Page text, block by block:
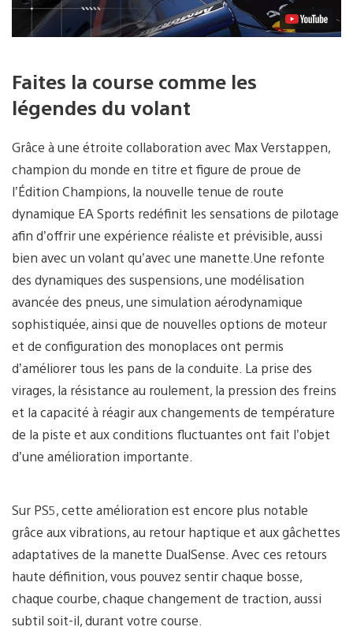
Faites la course comme les
légendes du volant
Grâce à une étroite collaboration avec Max Verstappen,
champion du monde en titre et figure de proue de
l’Édition Champions, la nouvelle tenue de route
dynamique EA Sports redéfinit les sensations de pilotage
afin d’offrir une expérience réaliste et prévisible, aussi
bien avec un volant qu’avec une manette.Une refonte
des dynamiques des suspensions, une modélisation
avancée des pneus, une simulation aérodynamique
sophistiquée, ainsi que de nouvelles options de moteur
et de configuration des monoplaces ont permis
d’améliorer tous les pans de la conduite. La prise des
virages, la résistance au roulement, la pression des freins
et la capacité à réagir aux changements de température
de la piste et aux conditions fluctuantes ont fait l’objet
d’une amélioration importante.
Sur PS5, cette amélioration est encore plus notable
grâce aux vibrations, au retour haptique et aux gâchettes
adaptatives de la manette DualSense. Avec ces retours
haute définition, vous pouvez sentir chaque bosse,
chaque courbe, chaque changement de traction, aussi
subtil soit-il, durant votre course.